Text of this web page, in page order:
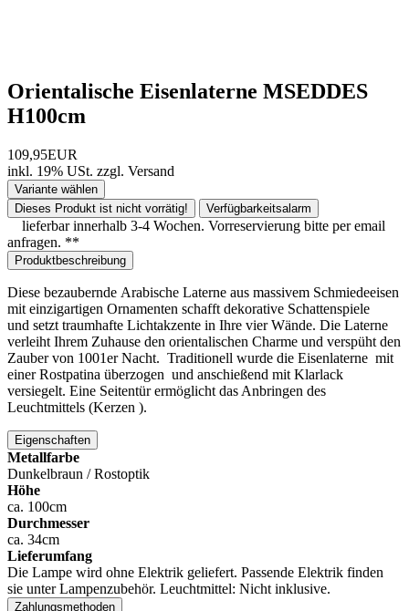
Orientalische Eisenlaterne MSEDDES
H100cm
109,95EUR
inkl. 19% USt. zzgl. Versand
Variante wählen
Dieses Produkt ist nicht vorrätig!
Verfügbarkeitsalarm
lieferbar innerhalb 3-4 Wochen. Vorreservierung bitte per email
anfragen. **
Produktbeschreibung
Diese bezaubernde Arabische Laterne aus massivem Schmiedeeisen
mit einzigartigen Ornamenten schafft dekorative Schattenspiele
und setzt traumhafte Lichtakzente in Ihre vier Wände. Die Laterne
verleiht Ihrem Zuhause den orientalischen Charme und verspüht den
Zauber von 1001er Nacht. Traditionell wurde die Eisenlaterne mit
einer Rostpatina überzogen und anschießend mit Klarlack
versiegelt. Eine Seitentür ermöglicht das Anbringen des
Leuchtmittels (Kerzen ).
Eigenschaften
Metallfarbe
Dunkelbraun / Rostoptik
Höhe
ca. 100cm
Durchmesser
ca. 34cm
Lieferumfang
Die Lampe wird ohne Elektrik geliefert. Passende Elektrik finden
sie unter Lampenzubehör. Leuchtmittel: Nicht inklusive.
Zahlungsmethoden